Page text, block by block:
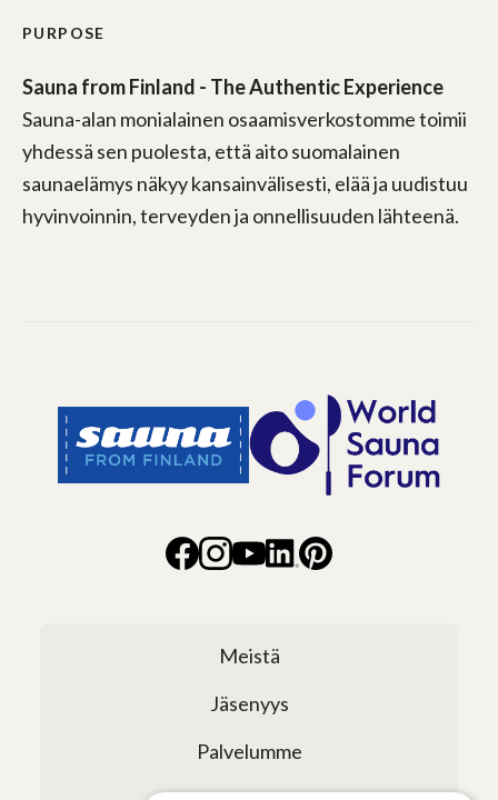
PURPOSE
Sauna from Finland - The Authentic Experience
Sauna-alan monialainen osaamisverkostomme toimii
yhdessä sen puolesta, että aito suomalainen
saunaelämys näkyy kansainvälisesti, elää ja uudistuu
hyvinvoinnin, terveyden ja onnellisuuden lähteenä.
Meistä
Jäsenyys
Palvelumme